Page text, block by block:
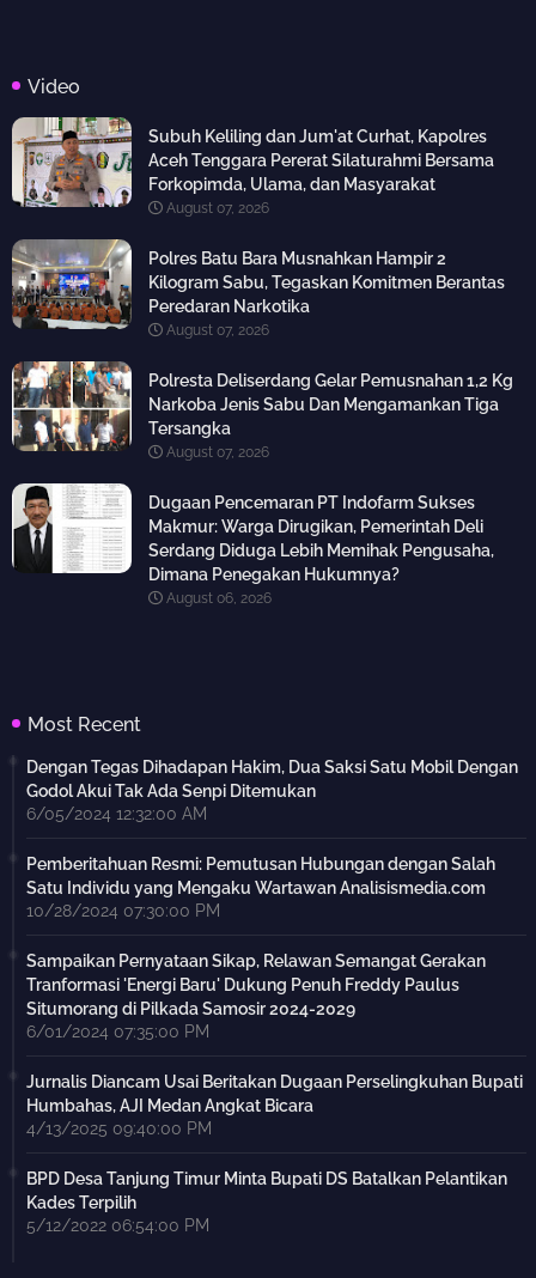
Video
Subuh Keliling dan Jum'at Curhat, Kapolres
Aceh Tenggara Pererat Silaturahmi Bersama
Forkopimda, Ulama, dan Masyarakat
August 07, 2026
Polres Batu Bara Musnahkan Hampir 2
Kilogram Sabu, Tegaskan Komitmen Berantas
Peredaran Narkotika
August 07, 2026
Polresta Deliserdang Gelar Pemusnahan 1,2 Kg
Narkoba Jenis Sabu Dan Mengamankan Tiga
Tersangka
August 07, 2026
Dugaan Pencemaran PT Indofarm Sukses
Makmur: Warga Dirugikan, Pemerintah Deli
Serdang Diduga Lebih Memihak Pengusaha,
Dimana Penegakan Hukumnya?
August 06, 2026
Most Recent
Dengan Tegas Dihadapan Hakim, Dua Saksi Satu Mobil Dengan
Godol Akui Tak Ada Senpi Ditemukan
6/05/2024 12:32:00 AM
Pemberitahuan Resmi: Pemutusan Hubungan dengan Salah
Satu Individu yang Mengaku Wartawan Analisismedia.com
10/28/2024 07:30:00 PM
Sampaikan Pernyataan Sikap, Relawan Semangat Gerakan
Tranformasi 'Energi Baru' Dukung Penuh Freddy Paulus
Situmorang di Pilkada Samosir 2024-2029
6/01/2024 07:35:00 PM
Jurnalis Diancam Usai Beritakan Dugaan Perselingkuhan Bupati
Humbahas, AJI Medan Angkat Bicara
4/13/2025 09:40:00 PM
BPD Desa Tanjung Timur Minta Bupati DS Batalkan Pelantikan
Kades Terpilih
5/12/2022 06:54:00 PM